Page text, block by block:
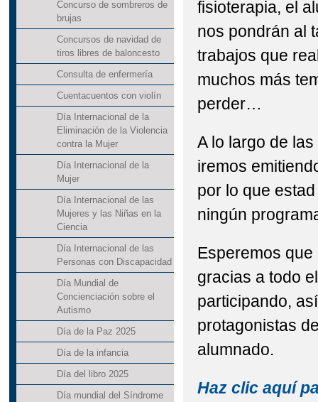
Concurso de sombreros de
brujas
Concursos de navidad de
tiros libres de baloncesto
Consulta de enfermería
Cuentacuentos con violín
Día Internacional de la
Eliminación de la Violencia
contra la Mujer
Día Internacional de la
Mujer
Día Internacional de las
Mujeres y las Niñas en la
Ciencia
Día Internacional de las
Personas con Discapacidad
Día Mundial de
Concienciación sobre el
Autismo
Día de la Paz 2025
Día de la infancia
Día del libro 2025
Día mundial del Síndrome
fisioterapia, el
nos pondrán al
trabajos que
muchos más
perder…
A lo largo de
iremos
por lo que
ningún
Esperemos
gracias a todo
participando,
protagonistas
alumnado.
Haz clic aquí